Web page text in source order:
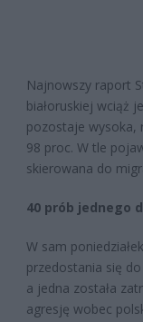
Najnowszy raport
białoruskiej wciąż
pozostaje wysoka,
98 proc. W tle
skierowana do
40 prób jednego
W sam
przedostania się
a jedna została
agresję wobec